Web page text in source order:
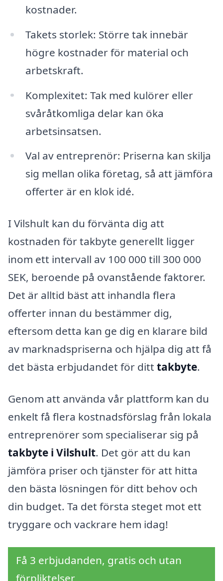
kostnader.
Takets storlek: Större tak innebär
högre kostnader för material och
arbetskraft.
Komplexitet: Tak med kulörer eller
svåråtkomliga delar kan öka
arbetsinsatsen.
Val av entreprenör: Priserna kan skilja
sig mellan olika företag, så att jämföra
offerter är en klok idé.
I Vilshult kan du förvänta dig att
kostnaden för takbyte generellt ligger
inom ett intervall av 100 000 till 300 000
SEK, beroende på ovanstående faktorer.
Det är alltid bäst att inhandla flera
offerter innan du bestämmer dig,
eftersom detta kan ge dig en klarare bild
av marknadspriserna och hjälpa dig att få
det bästa erbjudandet för ditt takbyte.
Genom att använda vår plattform kan du
enkelt få flera kostnadsförslag från lokala
entreprenörer som specialiserar sig på
takbyte i Vilshult. Det gör att du kan
jämföra priser och tjänster för att hitta
den bästa lösningen för ditt behov och
din budget. Ta det första steget mot ett
tryggare och vackrare hem idag!
Få 3 erbjudanden, gratis och utan
förpliktelser